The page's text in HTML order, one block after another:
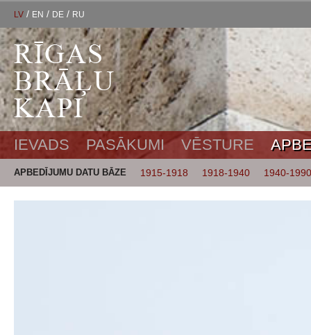
LV / EN / DE / RU
IEVADS PASĀKUMI VĒSTURE
APBEDĪJUMU DATU BĀZE 1915-1918 1918-1940 1940-1990